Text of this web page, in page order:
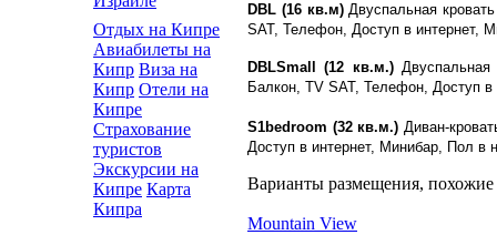
Отдых на Кипре
Авиабилеты на
Кипр Виза на
Кипр Отели на
Кипре
Страхование
туристов
Экскурсии на
Кипре Карта
Кипра
DBL (16 кв.м)Двуспальная
SAT, Телефон, Доступ в интернет,
DBLSmall (12 кв.м.)Двуспальная
Балкон, TV SAT, Телефон, Доступ
S1bedroom (32 кв.м.) Диван-
Доступ в интернет, Минибар, Пол
Варианты размещения, похожие
Mountain View